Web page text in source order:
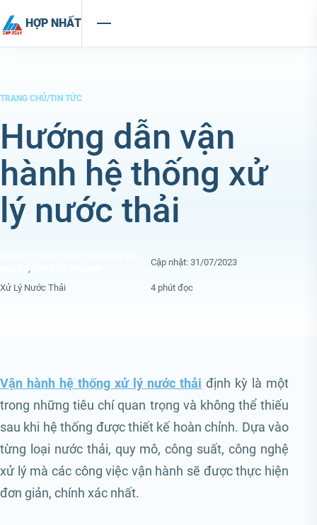
HỢP NHẤT
TRANG CHỦ/TIN TỨC
Hướng dẫn vận
hành hệ thống xử
lý nước thải
,
Cập nhật: 31/07/2023
Xử Lý Nước Thải 4 phút đọc
Vận hành hệ thống xử lý nước thải định kỳ là một
trong những tiêu chí quan trọng và không thể thiếu
sau khi hệ thống được thiết kế hoàn chỉnh. Dựa vào
từng loại nước thải, quy mô, công suất, công nghệ
xử lý mà các công việc vận hành sẽ được thực hiện
đơn giản, chính xác nhất.